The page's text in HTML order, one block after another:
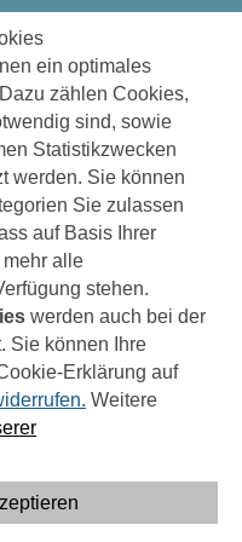
ein optimales
zählen Cookies,
sind, sowie
Statistikzwecken
werden. Sie können
Sie zulassen
auf Basis Ihrer
alle
stehen.
werden auch bei der
Sie können Ihre
Erklärung auf
Weitere
einen einfachen
wenn Sie
Sie persönlich